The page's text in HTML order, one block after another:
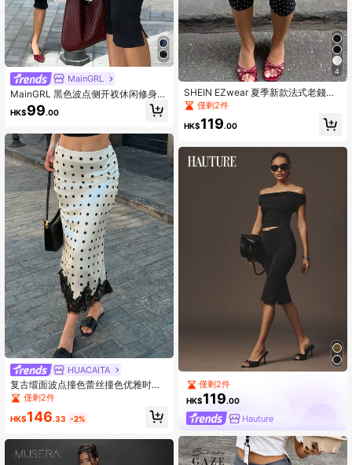
MainGRL
MainGRL 黑色波点侧开衩休闲修身七
分裤，女士款，新年女装，休闲女装
HK$99.00
HUACAITA
复古缎面波点撞色蕾丝撞色优雅时尚
百搭女裙
僅剩2件
HK$146.33 -2%
4
SHEIN EZwear 夏季新款法式老錢風
黑色波點修身七分褲，休閒通勤約會
穿搭
僅剩2件
HK$119.00
僅剩2件
HK$119.00
Hauture